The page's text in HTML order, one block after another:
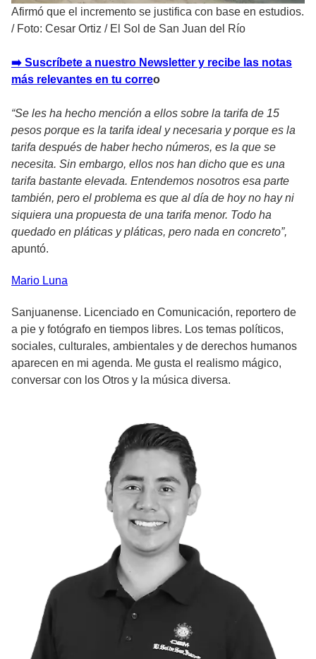
Afirmó que el incremento se justifica con base en estudios.
/ Foto: Cesar Ortiz / El Sol de San Juan del Río
➡️ Suscríbete a nuestro Newsletter y recibe las notas
más relevantes en tu correo
“Se les ha hecho mención a ellos sobre la tarifa de 15
pesos porque es la tarifa ideal y necesaria y porque es la
tarifa después de haber hecho números, es la que se
necesita. Sin embargo, ellos nos han dicho que es una
tarifa bastante elevada. Entendemos nosotros esa parte
también, pero el problema es que al día de hoy no hay ni
siquiera una propuesta de una tarifa menor. Todo ha
quedado en pláticas y pláticas, pero nada en concreto”,
apuntó.
Mario Luna
Sanjuanense. Licenciado en Comunicación, reportero de
a pie y fotógrafo en tiempos libres. Los temas políticos,
sociales, culturales, ambientales y de derechos humanos
aparecen en mi agenda. Me gusta el realismo mágico,
conversar con los Otros y la música diversa.